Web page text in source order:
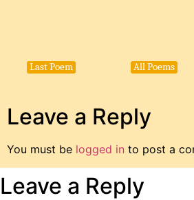
Last Poem All Poems
Leave a Reply
You must be logged in to post a
Leave a Reply